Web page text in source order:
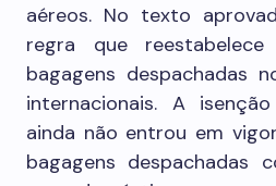
aéreos. No texto
regra que
bagagens despachadas
internacionais. A
ainda não entrou em
bagagens despachadas